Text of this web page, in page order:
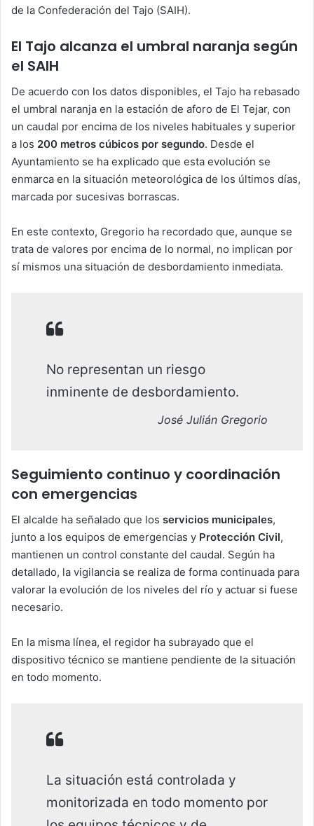
de la Confederación del Tajo (SAIH).
El Tajo alcanza el umbral naranja según
el SAIH
De acuerdo con los datos disponibles, el Tajo ha rebasado
el umbral naranja en la estación de aforo de El Tejar, con
un caudal por encima de los niveles habituales y superior
a los 200 metros cúbicos por segundo. Desde el
Ayuntamiento se ha explicado que esta evolución se
enmarca en la situación meteorológica de los últimos días,
marcada por sucesivas borrascas.
En este contexto, Gregorio ha recordado que, aunque se
trata de valores por encima de lo normal, no implican por
sí mismos una situación de desbordamiento inmediata.
No representan un riesgo
inminente de desbordamiento.
José Julián Gregorio
Seguimiento continuo y coordinación
con emergencias
El alcalde ha señalado que los servicios municipales,
junto a los equipos de emergencias y Protección Civil,
mantienen un control constante del caudal. Según ha
detallado, la vigilancia se realiza de forma continuada para
valorar la evolución de los niveles del río y actuar si fuese
necesario.
En la misma línea, el regidor ha subrayado que el
dispositivo técnico se mantiene pendiente de la situación
en todo momento.
La situación está controlada y
monitorizada en todo momento por